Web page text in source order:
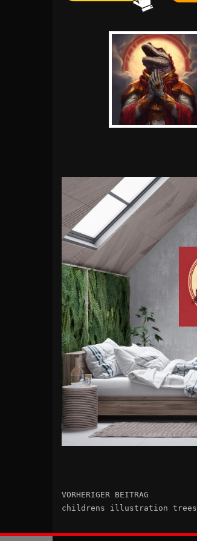
VORHERIGER BEITRAG
childrens illustration trees